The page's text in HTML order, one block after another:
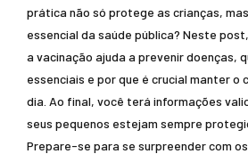
prática não só protege as crianças,
essencial da saúde pública? Neste
a vacinação ajuda a prevenir doenças,
essenciais e por que é crucial manter o
dia. Ao final, você terá informações
seus pequenos estejam sempre
Prepare-se para se surpreender com